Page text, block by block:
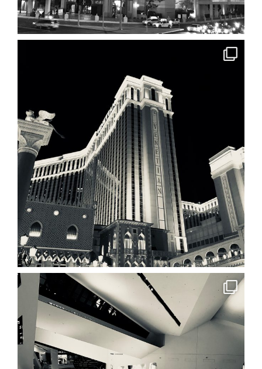
ACCUEIL
A PROPOS
DERNIERS POSTS
BLOG
CONTACT